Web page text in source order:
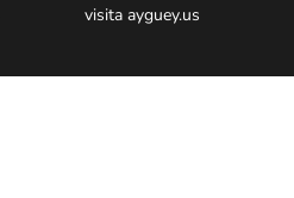
visita ayguey.us